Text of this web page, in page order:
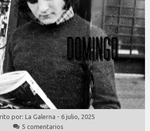
por: La Galerna - 6 julio, 2025
5 comentarios